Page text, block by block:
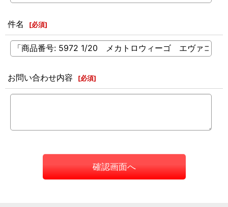
件名 [必須]
お問い合わせ内容 [必須]
確認画面へ